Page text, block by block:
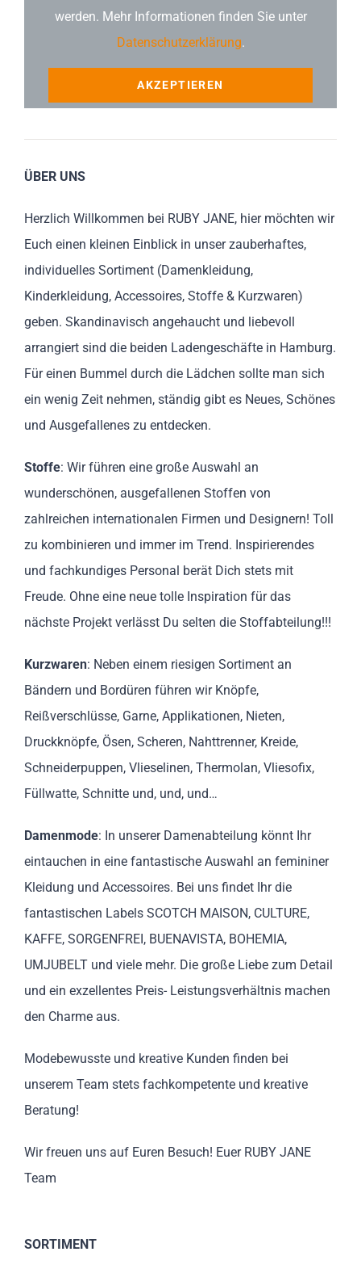
werden. Mehr Informationen finden Sie unter
Datenschutzerklärung.
AKZEPTIEREN
ÜBER UNS
Herzlich Willkommen bei RUBY JANE, hier möchten wir
Euch einen kleinen Einblick in unser zauberhaftes,
individuelles Sortiment (Damenkleidung,
Kinderkleidung, Accessoires, Stoffe & Kurzwaren)
geben. Skandinavisch angehaucht und liebevoll
arrangiert sind die beiden Ladengeschäfte in Hamburg.
Für einen Bummel durch die Lädchen sollte man sich
ein wenig Zeit nehmen, ständig gibt es Neues, Schönes
und Ausgefallenes zu entdecken.
Stoffe: Wir führen eine große Auswahl an
wunderschönen, ausgefallenen Stoffen von
zahlreichen internationalen Firmen und Designern! Toll
zu kombinieren und immer im Trend. Inspirierendes
und fachkundiges Personal berät Dich stets mit
Freude. Ohne eine neue tolle Inspiration für das
nächste Projekt verlässt Du selten die Stoffabteilung!!!
Kurzwaren: Neben einem riesigen Sortiment an
Bändern und Bordüren führen wir Knöpfe,
Reißverschlüsse, Garne, Applikationen, Nieten,
Druckknöpfe, Ösen, Scheren, Nahttrenner, Kreide,
Schneiderpuppen, Vlieselinen, Thermolan, Vliesofix,
Füllwatte, Schnitte und, und, und…
Damenmode: In unserer Damenabteilung könnt Ihr
eintauchen in eine fantastische Auswahl an femininer
Kleidung und Accessoires. Bei uns findet Ihr die
fantastischen Labels SCOTCH MAISON, CULTURE,
KAFFE, SORGENFREI, BUENAVISTA, BOHEMIA,
UMJUBELT und viele mehr. Die große Liebe zum Detail
und ein exzellentes Preis- Leistungsverhältnis machen
den Charme aus.
Modebewusste und kreative Kunden finden bei
unserem Team stets fachkompetente und kreative
Beratung!
Wir freuen uns auf Euren Besuch! Euer RUBY JANE
Team
SORTIMENT